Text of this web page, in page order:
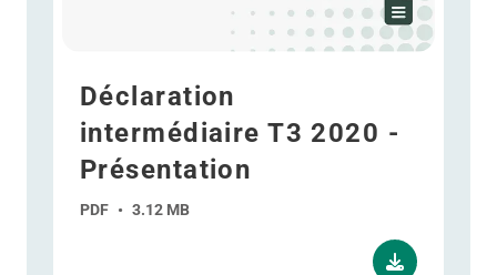
Déclaration
intermédiaire T3 2020 -
Présentation
PDF • 3.12 MB